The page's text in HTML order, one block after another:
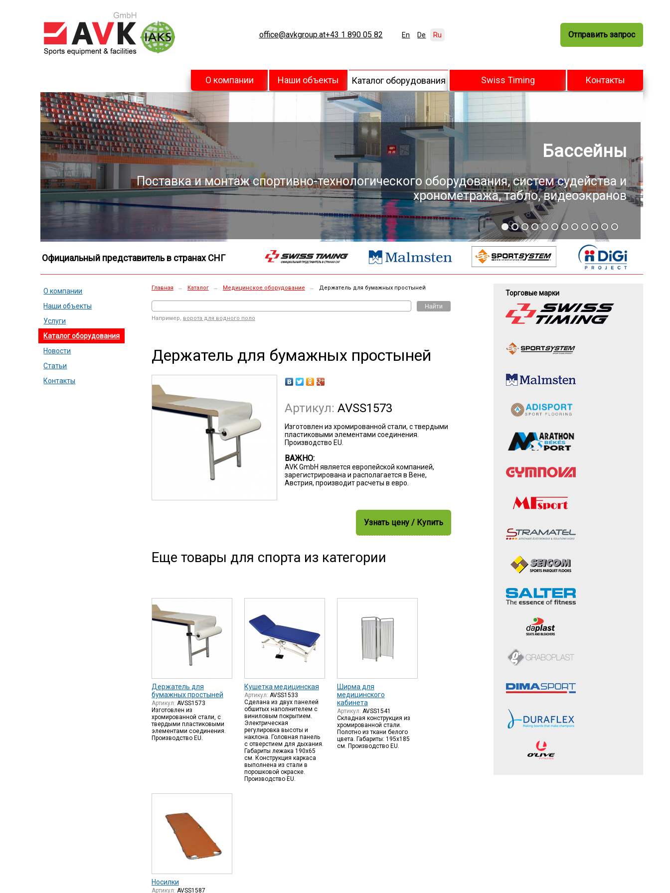
office@avkgroup.at+43 1 890 05 82 En De Ru Отправить запрос
О компании Наши объекты Каталог оборудования Swiss Timing Контакты
Бассейны
Поставка и монтаж спортивно-технологического оборудования, систем судейства и
хронометража, табло, видеоэкранов
Официальный представитель в странах СНГ
О компании
Наши объекты
Услуги
Каталог оборудования
Новости
Статьи
Контакты
Главная → Каталог → Медицинское оборудование → Держатель для бумажных простыней
Найти
Например, ворота для водного поло
Держатель для бумажных простыней
Артикул: AVSS1573
Изготовлен из хромированной стали, с твердыми
пластиковыми элементами соединения.
Производство EU.
ВАЖНО:
AVK GmbH является европейской компанией,
зарегистрирована и располагается в Вене,
Австрия, производит расчеты в евро.
Узнать цену / Купить
Еще товары для спорта из категории
Держатель для
бумажных простыней
Артикул: AVSS1573
Изготовлен из
хромированной стали, с
твердыми пластиковыми
элементами соединения.
Производство EU.
Кушетка медицинская
Артикул: AVSS1533
Сделана из двух панелей
обшитых наполнителем с
виниловым покрытием.
Электрическая
регулировка высоты и
наклона. Головная панель
с отверстием для дыхания.
Габариты лежака 190х65
см. Конструкция каркаса
выполнена из стали в
порошковой окраске.
Производство EU.
Ширма для
медицинского
кабинета
Артикул: AVSS1541
Складная конструкция из
хромированной стали.
Полотно из ткани белого
цвета. Габариты: 195х185
см. Производство EU.
Носилки
Артикул: AVSS1587
Торговые марки